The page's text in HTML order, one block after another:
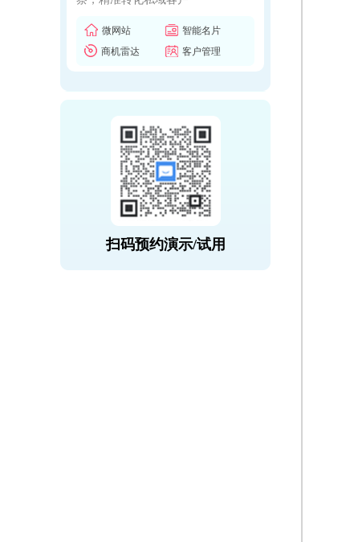
微网站
智能名片
商机雷达
客户管理
扫码预约演示/试用